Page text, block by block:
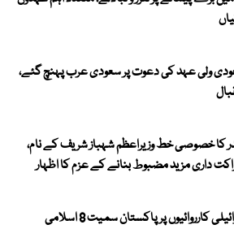
ولی عہد کی دعوت پر سعودی عرب پہنچ گئے،
خصوصی خط وزیراعظم شہباز شریف کے نام،
داری مزید مضبوط بنانے کے عزم کا اظہار
غزہ میں اسرائیلی کارروائیوں پر پاکستان سمیت 8 اسلامی